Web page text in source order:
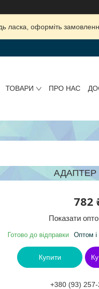
ласка, оформіть
ТОВАРИ ПРО НАС
АДАПТЕР
782
Показати
Готово до відправки Оптом і
Купити
+380 (93)